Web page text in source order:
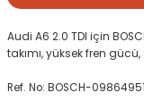
Audi A6 2.0 TDI için
takımı, yüksek fren
Ref. No: BOSCH-